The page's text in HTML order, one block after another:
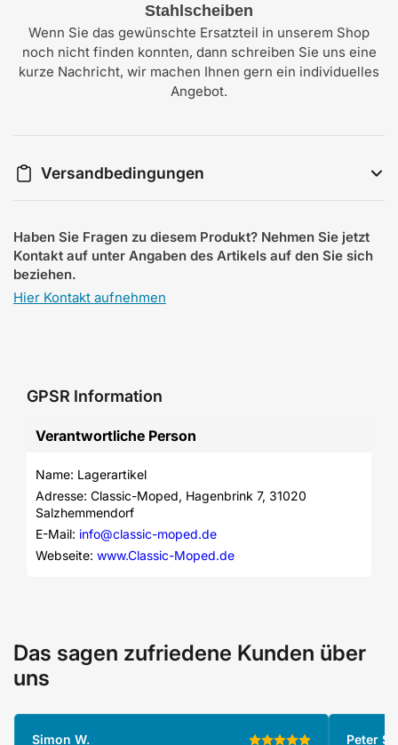
Stahlscheiben
Wenn Sie das gewünschte Ersatzteil in unserem Shop
noch nicht finden konnten, dann schreiben Sie uns eine
kurze Nachricht, wir machen Ihnen gern ein individuelles
Angebot.
Versandbedingungen
Haben Sie Fragen zu diesem Produkt? Nehmen Sie jetzt
Kontakt auf unter Angaben des Artikels auf den Sie sich
beziehen.
Hier Kontakt aufnehmen
GPSR Information
Verantwortliche Person
Name: Lagerartikel
Adresse: Classic-Moped, Hagenbrink 7, 31020
Salzhemmendorf
E-Mail: info@classic-moped.de
Webseite: www.Classic-Moped.de
Das sagen zufriedene Kunden über
uns
Simon W. Peter S.